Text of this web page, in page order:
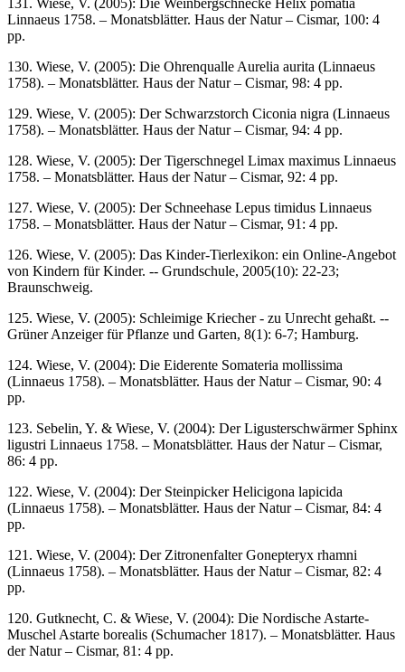
Linnaeus 1758. – Monatsblätter. Haus der Natur – Cismar, 100: 4
pp.
130. Wiese, V. (2005): Die Ohrenqualle Aurelia aurita (Linnaeus
1758). – Monatsblätter. Haus der Natur – Cismar, 98: 4 pp.
129. Wiese, V. (2005): Der Schwarzstorch Ciconia nigra (Linnaeus
1758). – Monatsblätter. Haus der Natur – Cismar, 94: 4 pp.
128. Wiese, V. (2005): Der Tigerschnegel Limax maximus Linnaeus
1758. – Monatsblätter. Haus der Natur – Cismar, 92: 4 pp.
127. Wiese, V. (2005): Der Schneehase Lepus timidus Linnaeus
1758. – Monatsblätter. Haus der Natur – Cismar, 91: 4 pp.
126. Wiese, V. (2005): Das Kinder-Tierlexikon: ein Online-Angebot
von Kindern für Kinder. -- Grundschule, 2005(10): 22-23;
Braunschweig.
125. Wiese, V. (2005): Schleimige Kriecher - zu Unrecht gehaßt. --
Grüner Anzeiger für Pflanze und Garten, 8(1): 6-7; Hamburg.
124. Wiese, V. (2004): Die Eiderente Somateria mollissima
(Linnaeus 1758). – Monatsblätter. Haus der Natur – Cismar, 90: 4
pp.
123. Sebelin, Y. & Wiese, V. (2004): Der Ligusterschwärmer Sphinx
ligustri Linnaeus 1758. – Monatsblätter. Haus der Natur – Cismar,
86: 4 pp.
122. Wiese, V. (2004): Der Steinpicker Helicigona lapicida
(Linnaeus 1758). – Monatsblätter. Haus der Natur – Cismar, 84: 4
pp.
121. Wiese, V. (2004): Der Zitronenfalter Gonepteryx rhamni
(Linnaeus 1758). – Monatsblätter. Haus der Natur – Cismar, 82: 4
pp.
120. Gutknecht, C. & Wiese, V. (2004): Die Nordische Astarte-
Muschel Astarte borealis (Schumacher 1817). – Monatsblätter. Haus
der Natur – Cismar, 81: 4 pp.